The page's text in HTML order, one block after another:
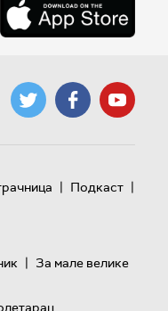
| Подкаст |
| За мале велике